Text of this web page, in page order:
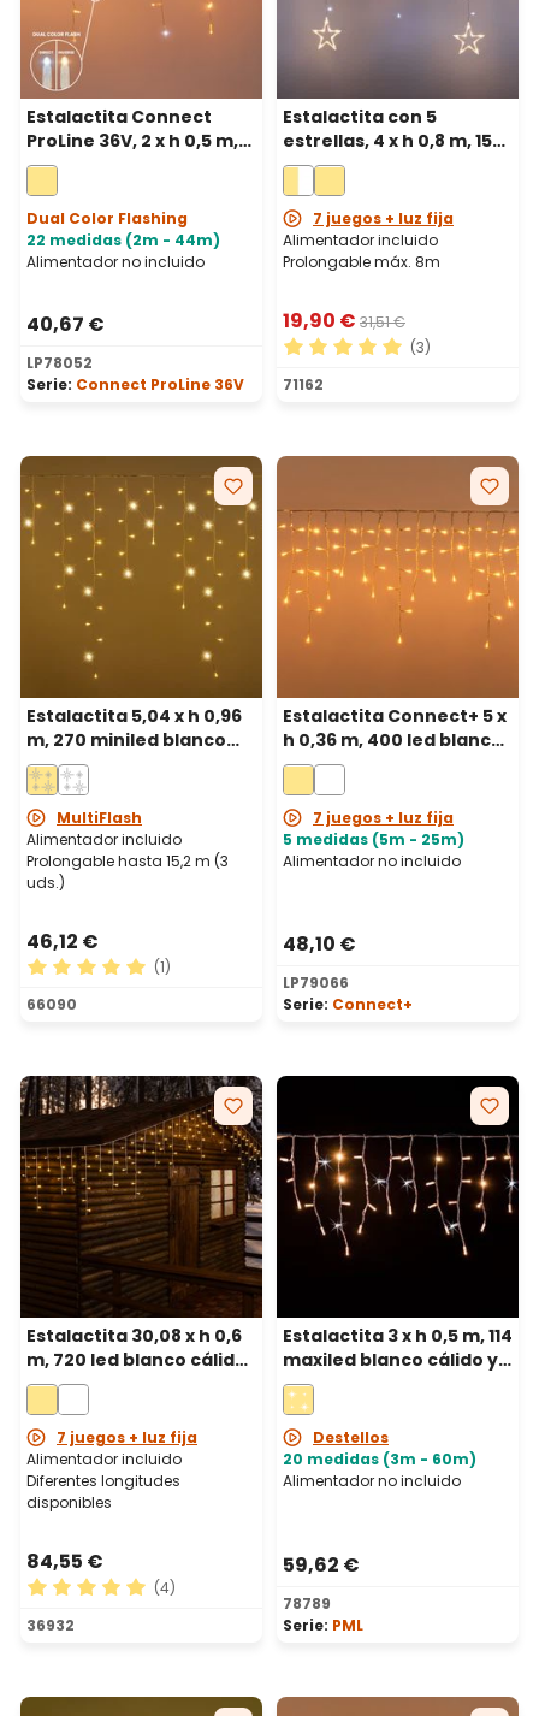
Estalactita Connect
ProLine 36V, 2 x h 0,5 m,
80 maxiled blanco
cálido, cable
transparente,
prolongable
Dual Color Flashing
22 medidas (2m - 44m)
Alimentador no incluido
40,67 €
LP78052
Serie: Connect ProLine 36V
Estalactita con 5
estrellas, 4 x h 0,8 m, 150
led blanco cálido y
blanco frío, prolongable
7 juegos + luz fija
Alimentador incluido
Prolongable máx. 8m
19,90 € 31,51 €
Calificación promedio de
(3)
71162
Estalactita 5,04 x h 0,96
m, 270 miniled blanco
cálido, cable blanco,
prolongable
MultiFlash
Alimentador incluido
Prolongable hasta 15,2 m (3
uds.)
46,12 €
Calificación promedio de 5 de 5 estrellas
(1)
66090
Estalactita Connect+ 5 x
h 0,36 m, 400 led blanco
cálido, cable
transparente,
prolongable
7 juegos + luz fija
5 medidas (5m - 25m)
Alimentador no incluido
48,10 €
LP79066
Serie: Connect+
Estalactita 30,08 x h 0,6
m, 720 led blanco cálido,
cable blanco
7 juegos + luz fija
Alimentador incluido
Diferentes longitudes
disponibles
84,55 €
Calificación promedio de 5 de 5 estrellas
(4)
36932
Estalactita 3 x h 0,5 m, 114
maxiled blanco cálido y
blanco frío, prolongable,
IP67
Destellos
20 medidas (3m - 60m)
Alimentador no incluido
59,62 €
78789
Serie: PML